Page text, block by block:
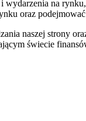
wydarzenia na
oraz
naszej strony
świecie